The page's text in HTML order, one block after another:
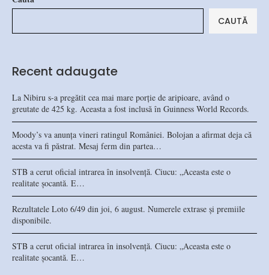
CAUTĂ
Recent adaugate
La Nibiru s-a pregătit cea mai mare porție de aripioare, având o
greutate de 425 kg. Aceasta a fost inclusă în Guinness World Records.
Moody’s va anunța vineri ratingul României. Bolojan a afirmat deja că
acesta va fi păstrat. Mesaj ferm din partea…
STB a cerut oficial intrarea în insolvență. Ciucu: „Aceasta este o
realitate șocantă. E…
Rezultatele Loto 6/49 din joi, 6 august. Numerele extrase și premiile
disponibile.
STB a cerut oficial intrarea în insolvență. Ciucu: „Aceasta este o
realitate șocantă. E…